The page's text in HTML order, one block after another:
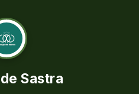
Sastra